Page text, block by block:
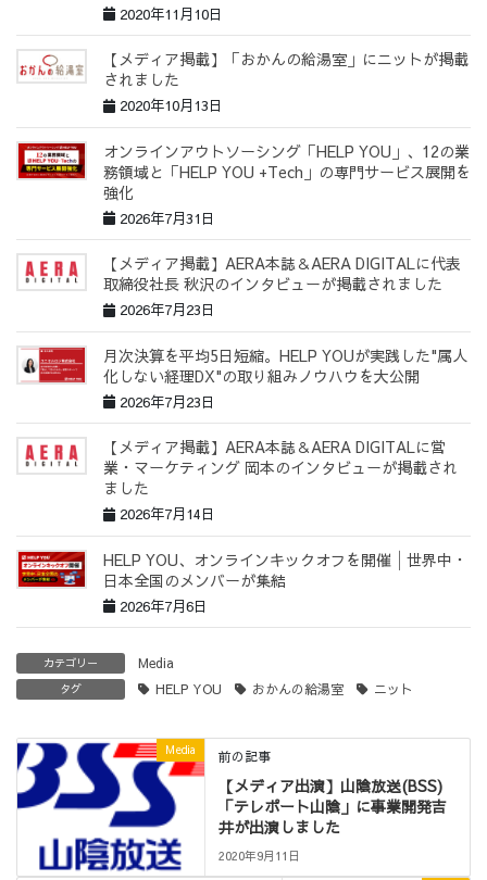
2020年11月10日
【メディア掲載】「おかんの給湯室」にニットが掲載
されました
2020年10月13日
オンラインアウトソーシング「HELP YOU」、12の業
務領域と「HELP YOU +Tech」の専門サービス展開を
強化
2026年7月31日
【メディア掲載】AERA本誌＆AERA DIGITALに代表
取締役社長 秋沢のインタビューが掲載されました
2026年7月23日
月次決算を平均5日短縮。HELP YOUが実践した"属人
化しない経理DX"の取り組みノウハウを大公開
2026年7月23日
【メディア掲載】AERA本誌＆AERA DIGITALに営
業・マーケティング 岡本のインタビューが掲載され
ました
2026年7月14日
HELP YOU、オンラインキックオフを開催│世界中・
日本全国のメンバーが集結
2026年7月6日
カテゴリー Media
タグ HELP YOU おかんの給湯室 ニット
Media 前の記事
【メディア出演】山陰放送(BSS)
「テレポート山陰」に事業開発吉
井が出演しました
2020年9月11日